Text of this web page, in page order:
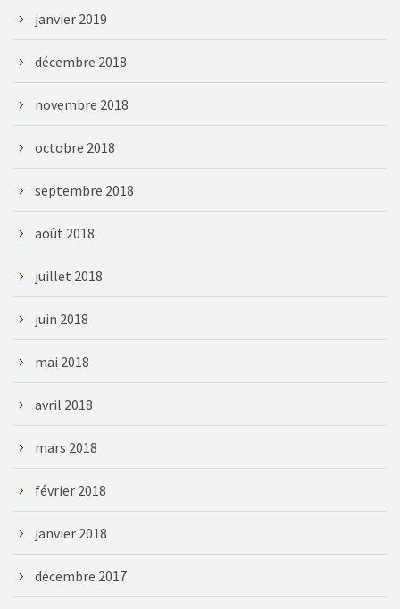
janvier 2019
décembre 2018
novembre 2018
octobre 2018
septembre 2018
août 2018
juillet 2018
juin 2018
mai 2018
avril 2018
mars 2018
février 2018
janvier 2018
décembre 2017